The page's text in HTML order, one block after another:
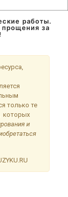
работы.
за
только те
которых
и